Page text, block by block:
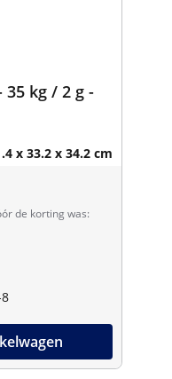
x 33.2 x 34.2 cm
de korting was: